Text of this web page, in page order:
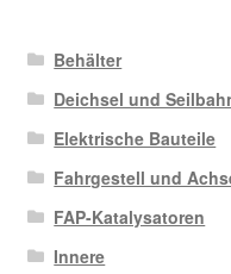
Behälter
Deichsel und
Elektrische Bauteile
Fahrgestell und
FAP-Katalysatoren
Innere